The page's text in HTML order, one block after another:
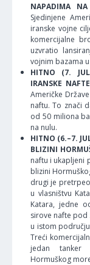
NAPADIMA
Sjedinjene
iranske vojne
komercijalne
uzvratio
vojnim bazama
HITNO (7.
IRANSKE
Američke
naftu. To znači
od 50 miliona
na nulu.
HITNO (6.–7.
BLIZINI
naftu i ukapljeni
blizini
drugi je
u vlasništvu
Katara, jedne
sirove nafte pod
u istom
Treći
jedan tanker
Hormuškog